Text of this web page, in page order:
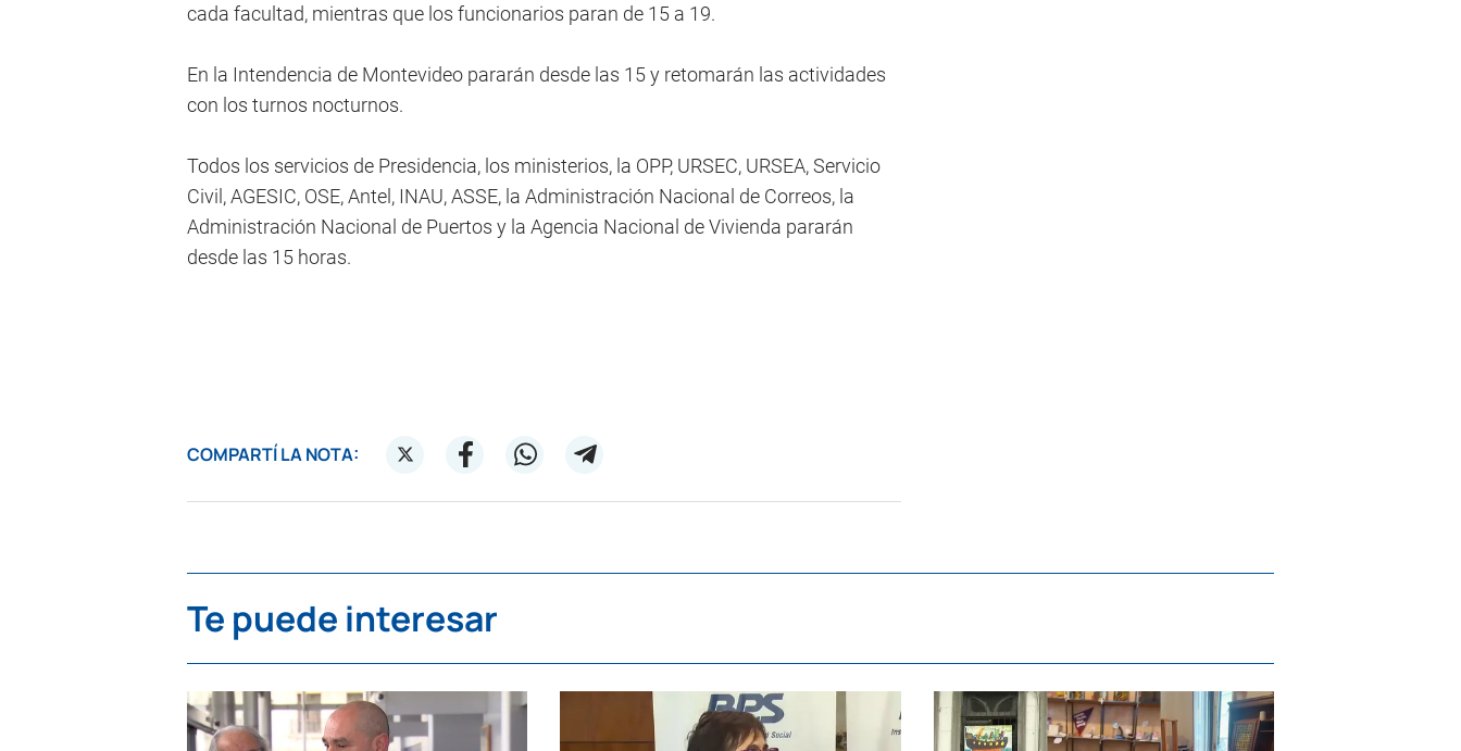
cada facultad, mientras que los funcionarios paran de 15 a 19.
En la Intendencia de Montevideo pararán desde las 15 y retomarán las actividades
con los turnos nocturnos.
Todos los servicios de Presidencia, los ministerios, la OPP, URSEC, URSEA, Servicio
Civil, AGESIC, OSE, Antel, INAU, ASSE, la Administración Nacional de Correos, la
Administración Nacional de Puertos y la Agencia Nacional de Vivienda pararán
desde las 15 horas.
COMPARTÍ LA NOTA:
Te puede interesar